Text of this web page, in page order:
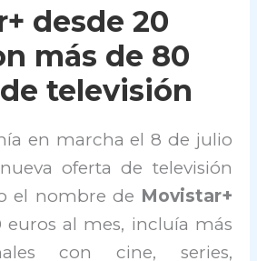
desde 20
más de 80
televisión
en marcha el 8 de julio
oferta de televisión
el nombre de Movistar+
euros al mes, incluía más
con cine, series,